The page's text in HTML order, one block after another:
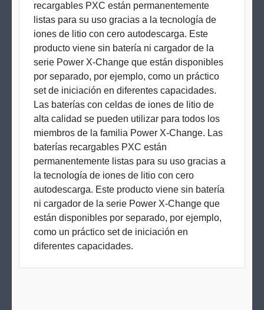
recargables PXC están permanentemente
listas para su uso gracias a la tecnología de
iones de litio con cero autodescarga. Este
producto viene sin batería ni cargador de la
serie Power X-Change que están disponibles
por separado, por ejemplo, como un práctico
set de iniciación en diferentes capacidades.
Las baterías con celdas de iones de litio de
alta calidad se pueden utilizar para todos los
miembros de la familia Power X-Change. Las
baterías recargables PXC están
permanentemente listas para su uso gracias a
la tecnología de iones de litio con cero
autodescarga. Este producto viene sin batería
ni cargador de la serie Power X-Change que
están disponibles por separado, por ejemplo,
como un práctico set de iniciación en
diferentes capacidades.